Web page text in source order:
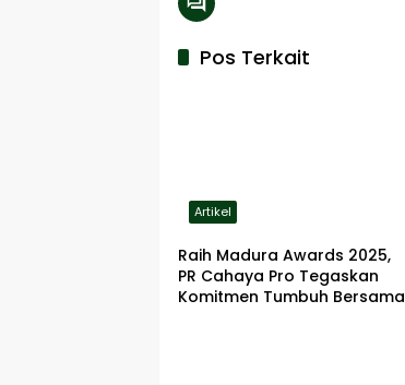
Pos Terkait
Artikel
Raih Madura Awards 2025,
PR Cahaya Pro Tegaskan
Komitmen Tumbuh Bersama